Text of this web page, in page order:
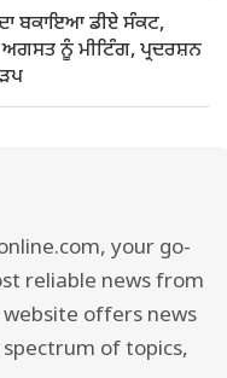
ਬਕਾਇਆ ਡੀਏ ਸੰਕਟ,
ਨੂੰ ਮੀਟਿੰਗ, ਪ੍ਰਦਰਸ਼ਨ
your go-
reliable news from
website offers news
of topics,